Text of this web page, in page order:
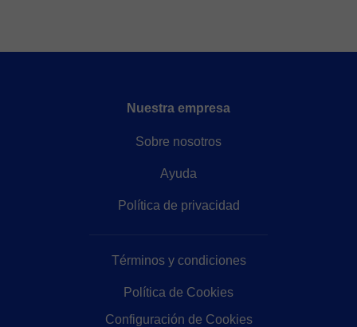
Nuestra empresa
Sobre nosotros
Ayuda
Política de privacidad
Términos y condiciones
Política de Cookies
Configuración de Cookies